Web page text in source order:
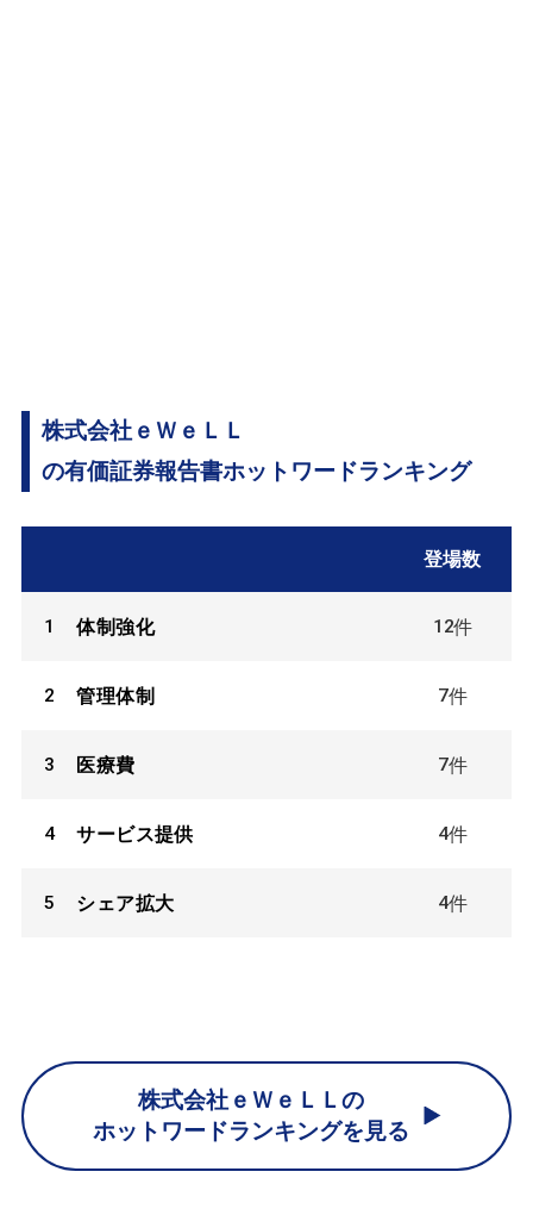
株式会社ｅＷｅＬＬ
の有価証券報告書ホットワードランキング
登場数
1 体制強化 12件
2 管理体制 7件
3 医療費 7件
4 サービス提供 4件
5 シェア拡大 4件
株式会社ｅＷｅＬＬの
ホットワードランキングを見る